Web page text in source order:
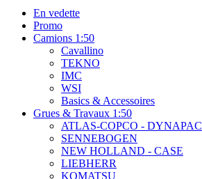
En vedette
Promo
Camions 1:50
Cavallino
TEKNO
IMC
WSI
Basics & Accessoires
Grues & Travaux 1:50
ATLAS-COPCO - DYNAPAC
SENNEBOGEN
NEW HOLLAND - CASE
LIEBHERR
KOMATSU